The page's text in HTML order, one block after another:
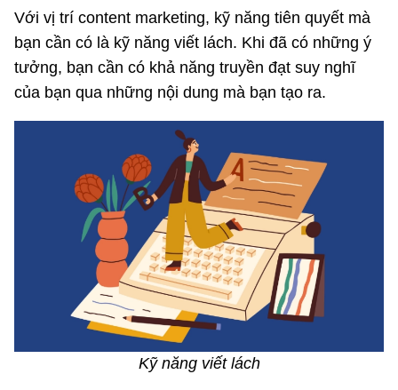
Với vị trí content marketing, kỹ năng tiên quyết mà
bạn cần có là kỹ năng viết lách. Khi đã có những ý
tưởng, bạn cần có khả năng truyền đạt suy nghĩ
của bạn qua những nội dung mà bạn tạo ra.
Kỹ năng viết lách